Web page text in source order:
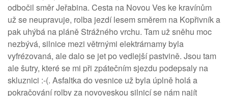
odbočil směr Jeřabina. Cesta na Novou Ves ke kravínům
už se neupravuje, rolba jezdí lesem směrem na Kopřivník a
pak uhýbá na pláně Strážného vrchu. Tam už sněhu moc
nezbývá, silnice mezi větrnými elektrárnamy byla
vyfrézovaná, ale dalo se jet po vedlejší pastvině. Jsou tam
ale šutry, které se mi při zpátečním sjezdu podepsaly na
skluznici :-(. Asfaltka do vesnice už byla úplně holá a
pokračování rolby za novoveskou silnicí se nám najít